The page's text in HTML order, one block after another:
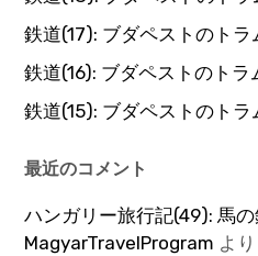
鉄道(17): ブダペストのト
鉄道(16): ブダペストのト
鉄道(15): ブダペストのト
最近のコメント
ハンガリー旅行記(49): 馬の
MagyarTravelProgram より